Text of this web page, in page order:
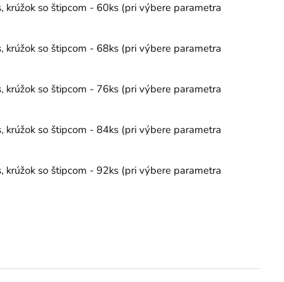
so štipcom - 60ks (pri výbere parametra
so štipcom - 68ks (pri výbere parametra
so štipcom - 76ks (pri výbere parametra
so štipcom - 84ks (pri výbere parametra
so štipcom - 92ks (pri výbere parametra